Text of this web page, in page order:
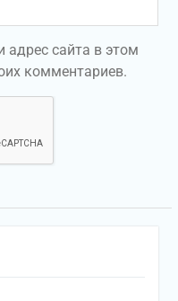
адрес сайта в этом
комментариев.